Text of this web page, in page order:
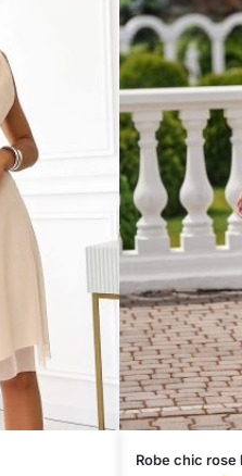
Robe chic